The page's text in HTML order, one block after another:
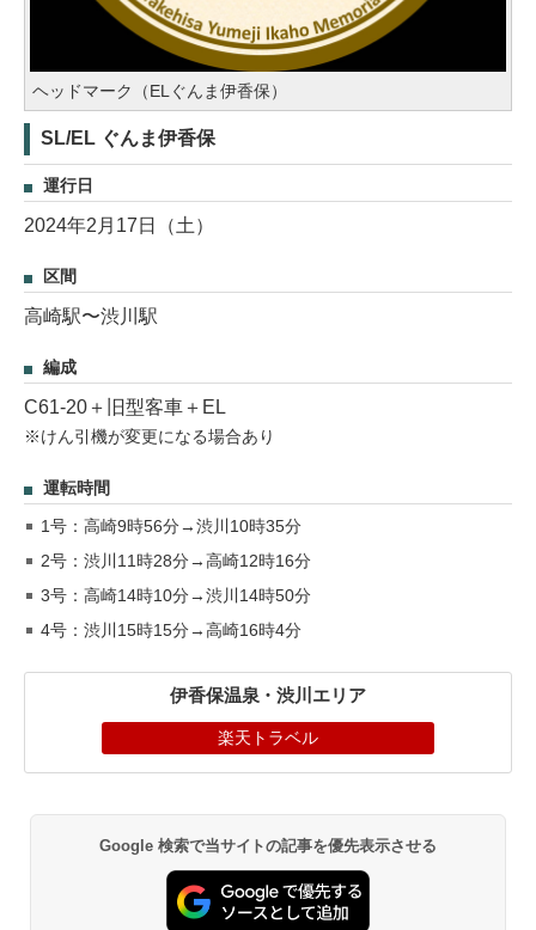
ヘッドマーク（ELぐんま伊香保）
SL/EL ぐんま伊香保
運行日
2024年2月17日（土）
区間
高崎駅〜渋川駅
編成
C61-20＋旧型客車＋EL
※けん引機が変更になる場合あり
運転時間
1号：高崎9時56分→渋川10時35分
2号：渋川11時28分→高崎12時16分
3号：高崎14時10分→渋川14時50分
4号：渋川15時15分→高崎16時4分
伊香保温泉・渋川エリア
楽天トラベル
Google 検索で当サイトの記事を優先表示させる